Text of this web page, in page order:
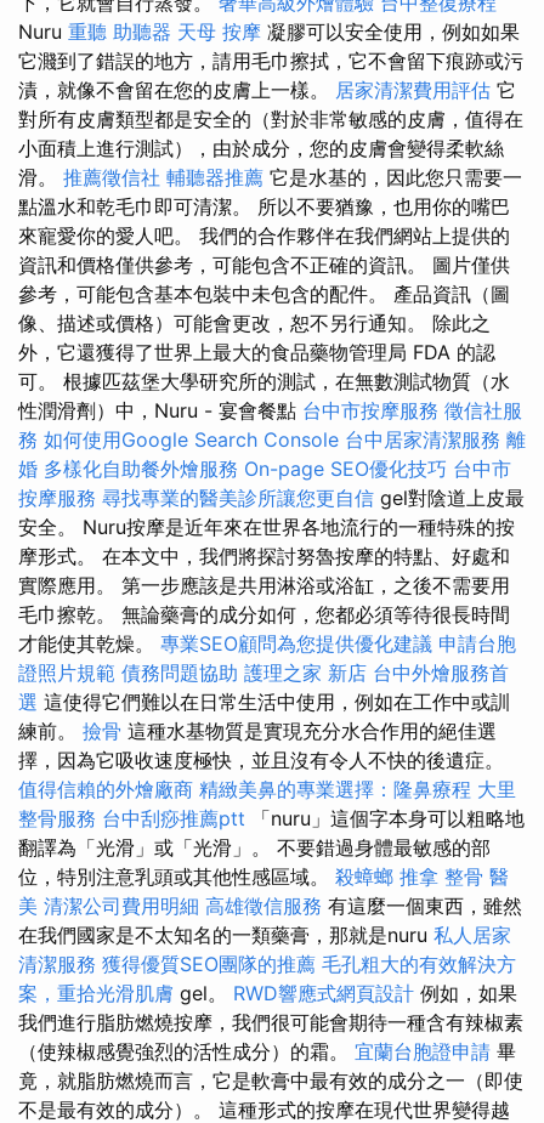
Nuru 重聽 助聽器 天母 按摩 凝膠可以安全使用，例如如果
它濺到了錯誤的地方，請用毛巾擦拭，它不會留下痕跡或污
漬，就像不會留在您的皮膚上一樣。 居家清潔費用評估 它
對所有皮膚類型都是安全的（對於非常敏感的皮膚，值得在
小面積上進行測試），由於成分，您的皮膚會變得柔軟絲
滑。 推薦徵信社 輔聽器推薦 它是水基的，因此您只需要一
點溫水和乾毛巾即可清潔。 所以不要猶豫，也用你的嘴巴
來寵愛你的愛人吧。 我們的合作夥伴在我們網站上提供的
資訊和價格僅供參考，可能包含不正確的資訊。 圖片僅供
參考，可能包含基本包裝中未包含的配件。 產品資訊（圖
像、描述或價格）可能會更改，恕不另行通知。 除此之
外，它還獲得了世界上最大的食品藥物管理局 FDA 的認
可。 根據匹茲堡大學研究所的測試，在無數測試物質（水
性潤滑劑）中，Nuru - 宴會餐點 台中市按摩服務 徵信社服
務 如何使用Google Search Console 台中居家清潔服務 離
婚 多樣化自助餐外燴服務 On-page SEO優化技巧 台中市
按摩服務 尋找專業的醫美診所讓您更自信 gel對陰道上皮最
安全。 Nuru按摩是近年來在世界各地流行的一種特殊的按
摩形式。 在本文中，我們將探討努魯按摩的特點、好處和
實際應用。 第一步應該是共用淋浴或浴缸，之後不需要用
毛巾擦乾。 無論藥膏的成分如何，您都必須等待很長時間
才能使其乾燥。 專業SEO顧問為您提供優化建議 申請台胞
證照片規範 債務問題協助 護理之家 新店 台中外燴服務首
選 這使得它們難以在日常生活中使用，例如在工作中或訓
練前。 撿骨 這種水基物質是實現充分水合作用的絕佳選
擇，因為它吸收速度極快，並且沒有令人不快的後遺症。
值得信賴的外燴廠商 精緻美鼻的專業選擇：隆鼻療程 大里
整骨服務 台中刮痧推薦ptt 「nuru」這個字本身可以粗略地
翻譯為「光滑」或「光滑」。 不要錯過身體最敏感的部
位，特別注意乳頭或其他性感區域。 殺蟑螂 推拿 整骨 醫
美 清潔公司費用明細 高雄徵信服務 有這麼一個東西，雖然
在我們國家是不太知名的一類藥膏，那就是nuru 私人居家
清潔服務 獲得優質SEO團隊的推薦 毛孔粗大的有效解決方
案，重拾光滑肌膚 gel。 RWD響應式網頁設計 例如，如果
我們進行脂肪燃燒按摩，我們很可能會期待一種含有辣椒素
（使辣椒感覺強烈的活性成分）的霜。 宜蘭台胞證申請 畢
竟，就脂肪燃燒而言，它是軟膏中最有效的成分之一（即使
不是最有效的成分）。 這種形式的按摩在現代世界變得越